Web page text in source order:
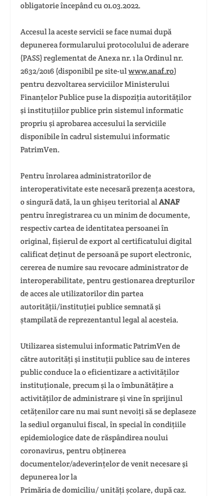
obligatorie începând cu 01.03.2022.
Accesul la aceste servicii se face numai după
depunerea formularului protocolului de aderare
(PASS) reglementat de Anexa nr. 1 la Ordinul nr.
2632/2016 (disponibil pe site-ulwww.anaf.ro)
pentru dezvoltarea serviciilor Ministerului
Finanțelor Publice puse la dispoziția autorităților
şi instituțiilor publice prin sistemul informatic
propriu şi aprobarea accesului la serviciile
disponibile în cadrul sistemului informatic
PatrimVen.
Pentru înrolarea administratorilor de
interoperativitate este necesară prezența acestora,
o singură dată, la un ghișeu teritorial alANAF
pentru înregistrarea cu un minim de documente,
respectiv cartea de identitatea persoanei în
original, fișierul de export al certificatului digital
calificat deținut de persoană pe suport electronic,
cererea de numire sau revocare administrator de
interoperabilitate, pentru gestionarea drepturilor
de acces ale utilizatorilor din partea
autorității/instituției publice semnată şi
ștampilată de reprezentantul legal al acesteia.
Utilizarea sistemului informatic PatrimVen de
către autorități şi instituții publice sau de interes
public conduce la o eficientizare a activităților
instituționale, precum şi la o îmbunătățire a
activităților de administrare şi vine în sprijinul
cetățenilor care nu mai sunt nevoiți să se deplaseze
la sediul organului fiscal, în special în condițiile
epidemiologice date de răspândirea noului
coronavirus, pentru obținerea
documentelor/adeverințelor de venit necesare şi
depunerea lor la
Primăria de domiciliu/ unități școlare, după caz.